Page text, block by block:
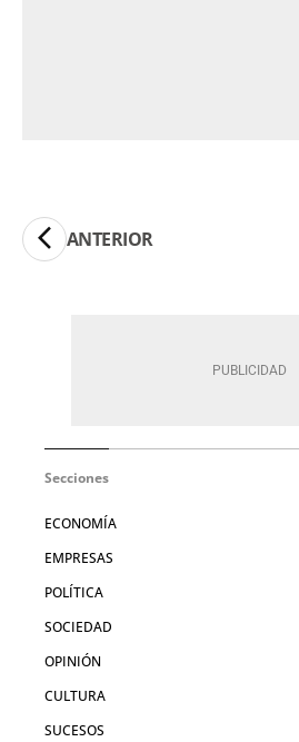
ANTERIOR
Secciones
ECONOMÍA
EMPRESAS
POLÍTICA
SOCIEDAD
OPINIÓN
CULTURA
SUCESOS